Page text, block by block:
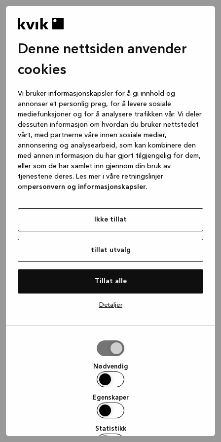
Denne nettsiden anvender
cookies
Vi bruker informasjonskapsler for å gi innhold og
annonser et personlig preg, for å levere sosiale
mediefunksjoner og for å analysere trafikken vår. Vi deler
dessuten informasjon om hvordan du bruker nettstedet
vårt, med partnerne våre innen sosiale medier,
annonsering og analysearbeid, som kan kombinere den
med annen informasjon du har gjort tilgjengelig for dem,
eller som de har samlet inn gjennom din bruk av
tjenestene deres. Les mer i våre retningslinjer
ompersonvern og informasjonskapsler.
Ikke tillat
tillat utvalg
Tillat alle
Detaljer
Nødvendig
Egenskaper
Statistikk
(see the browser console for more
information).